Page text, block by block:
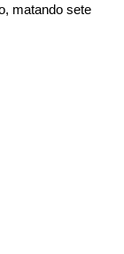
matando sete